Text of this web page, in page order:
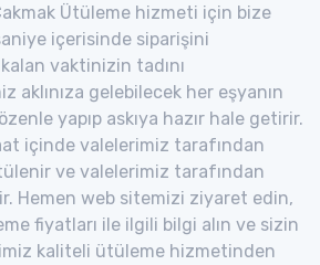
Ütüleme hizmeti için bize
içerisinde siparişini
vaktinizin tadını
aklınıza gelebilecek her eşyanın
yapıp askıya hazır hale getirir.
içinde valelerimiz tarafından
ve valelerimiz tarafından
Hemen web sitemizi ziyaret edin,
fiyatları ile ilgili bilgi alın ve sizin
kaliteli ütüleme hizmetinden